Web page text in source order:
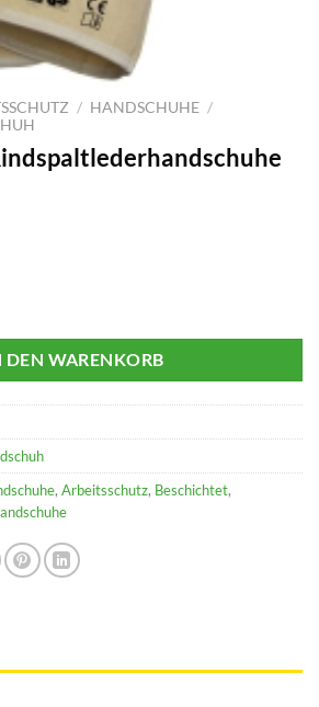
/ HANDSCHUHE /
DEN WARENKORB
, Arbeitsschutz, Beschichtet,